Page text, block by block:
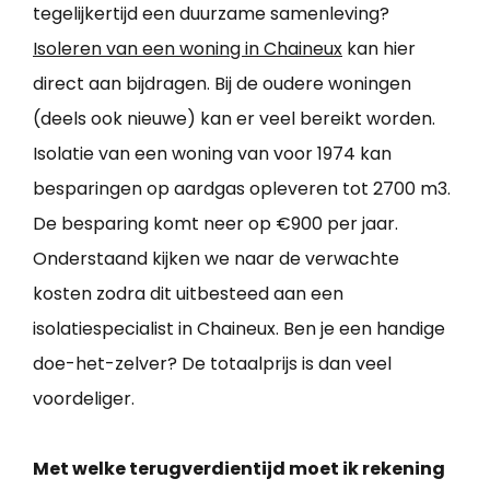
tegelijkertijd een duurzame samenleving?
Isoleren van een woning in Chaineux kan hier
direct aan bijdragen. Bij de oudere woningen
(deels ook nieuwe) kan er veel bereikt worden.
Isolatie van een woning van voor 1974 kan
besparingen op aardgas opleveren tot 2700 m3.
De besparing komt neer op €900 per jaar.
Onderstaand kijken we naar de verwachte
kosten zodra dit uitbesteed aan een
isolatiespecialist in Chaineux. Ben je een handige
doe-het-zelver? De totaalprijs is dan veel
voordeliger.
Met welke terugverdientijd moet ik rekening